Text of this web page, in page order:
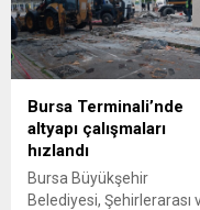
kaybettiğini duyurdu.
Açıklamaya göre, 7 Ekim
2023’ten bu yana açlık ...
Bursa Terminali’nde
altyapı çalışmaları
hızlandı
Bursa Büyükşehir
Belediyesi, Şehirlerarası